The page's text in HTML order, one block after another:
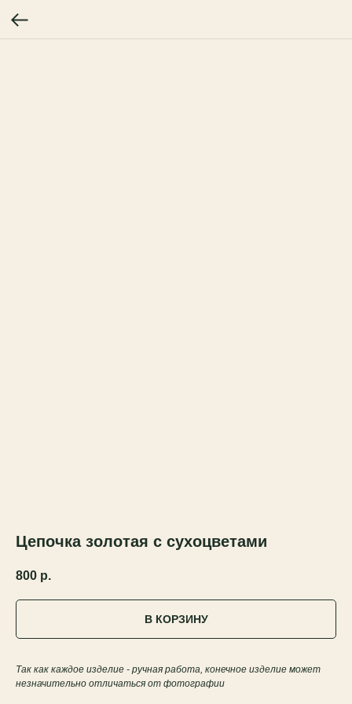
Цепочка золотая с сухоцветами
800 р.
В КОРЗИНУ
Так как каждое изделие - ручная работа, конечное изделие может
незначительно отличаться от фотографии